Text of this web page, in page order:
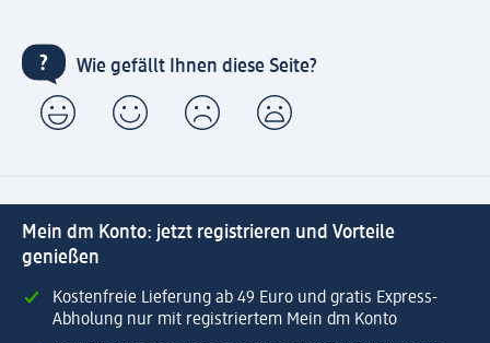
Wie gefällt Ihnen diese Seite?
Mein dm Konto: jetzt registrieren und Vorteile
genießen
Kostenfreie Lieferung ab 49 Euro und gratis Express-
Abholung nur mit registriertem Mein dm Konto